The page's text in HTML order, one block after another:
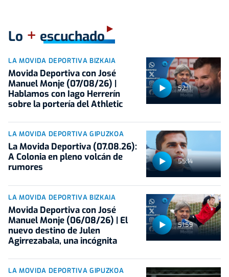
Lo + escuchado
52:11
LA MOVIDA DEPORTIVA BIZKAIA
Movida Deportiva con José
Manuel Monje (07/08/26) |
Hablamos con Iago Herrerín
sobre la portería del Athletic
55:14
LA MOVIDA DEPORTIVA GIPUZKOA
La Movida Deportiva (07.08.26):
A Colonia en pleno volcán de
rumores
51:59
LA MOVIDA DEPORTIVA BIZKAIA
Movida Deportiva con José
Manuel Monje (06/08/26) | El
nuevo destino de Julen
Agirrezabala, una incógnita
LA MOVIDA DEPORTIVA GIPUZKOA